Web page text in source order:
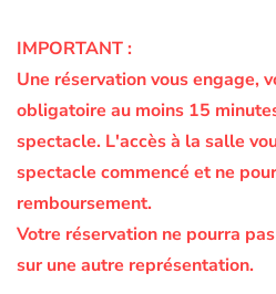
IMPORTANT :
Une réservation vous engage,
obligatoire au moins 15
spectacle. L'accès à la salle
spectacle commencé et ne
remboursement.
Votre réservation ne pourra
sur une autre représentation.